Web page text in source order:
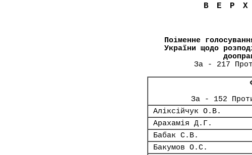
Поіменне
України щодо
За - 217
За - 152
Аліксійчук О.В.
Арахамія Д.Г.
Бабак С.В.
Бакумов О.С.